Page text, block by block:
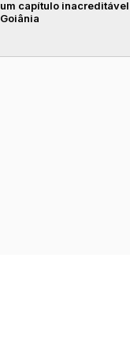
um capítulo
Goiânia